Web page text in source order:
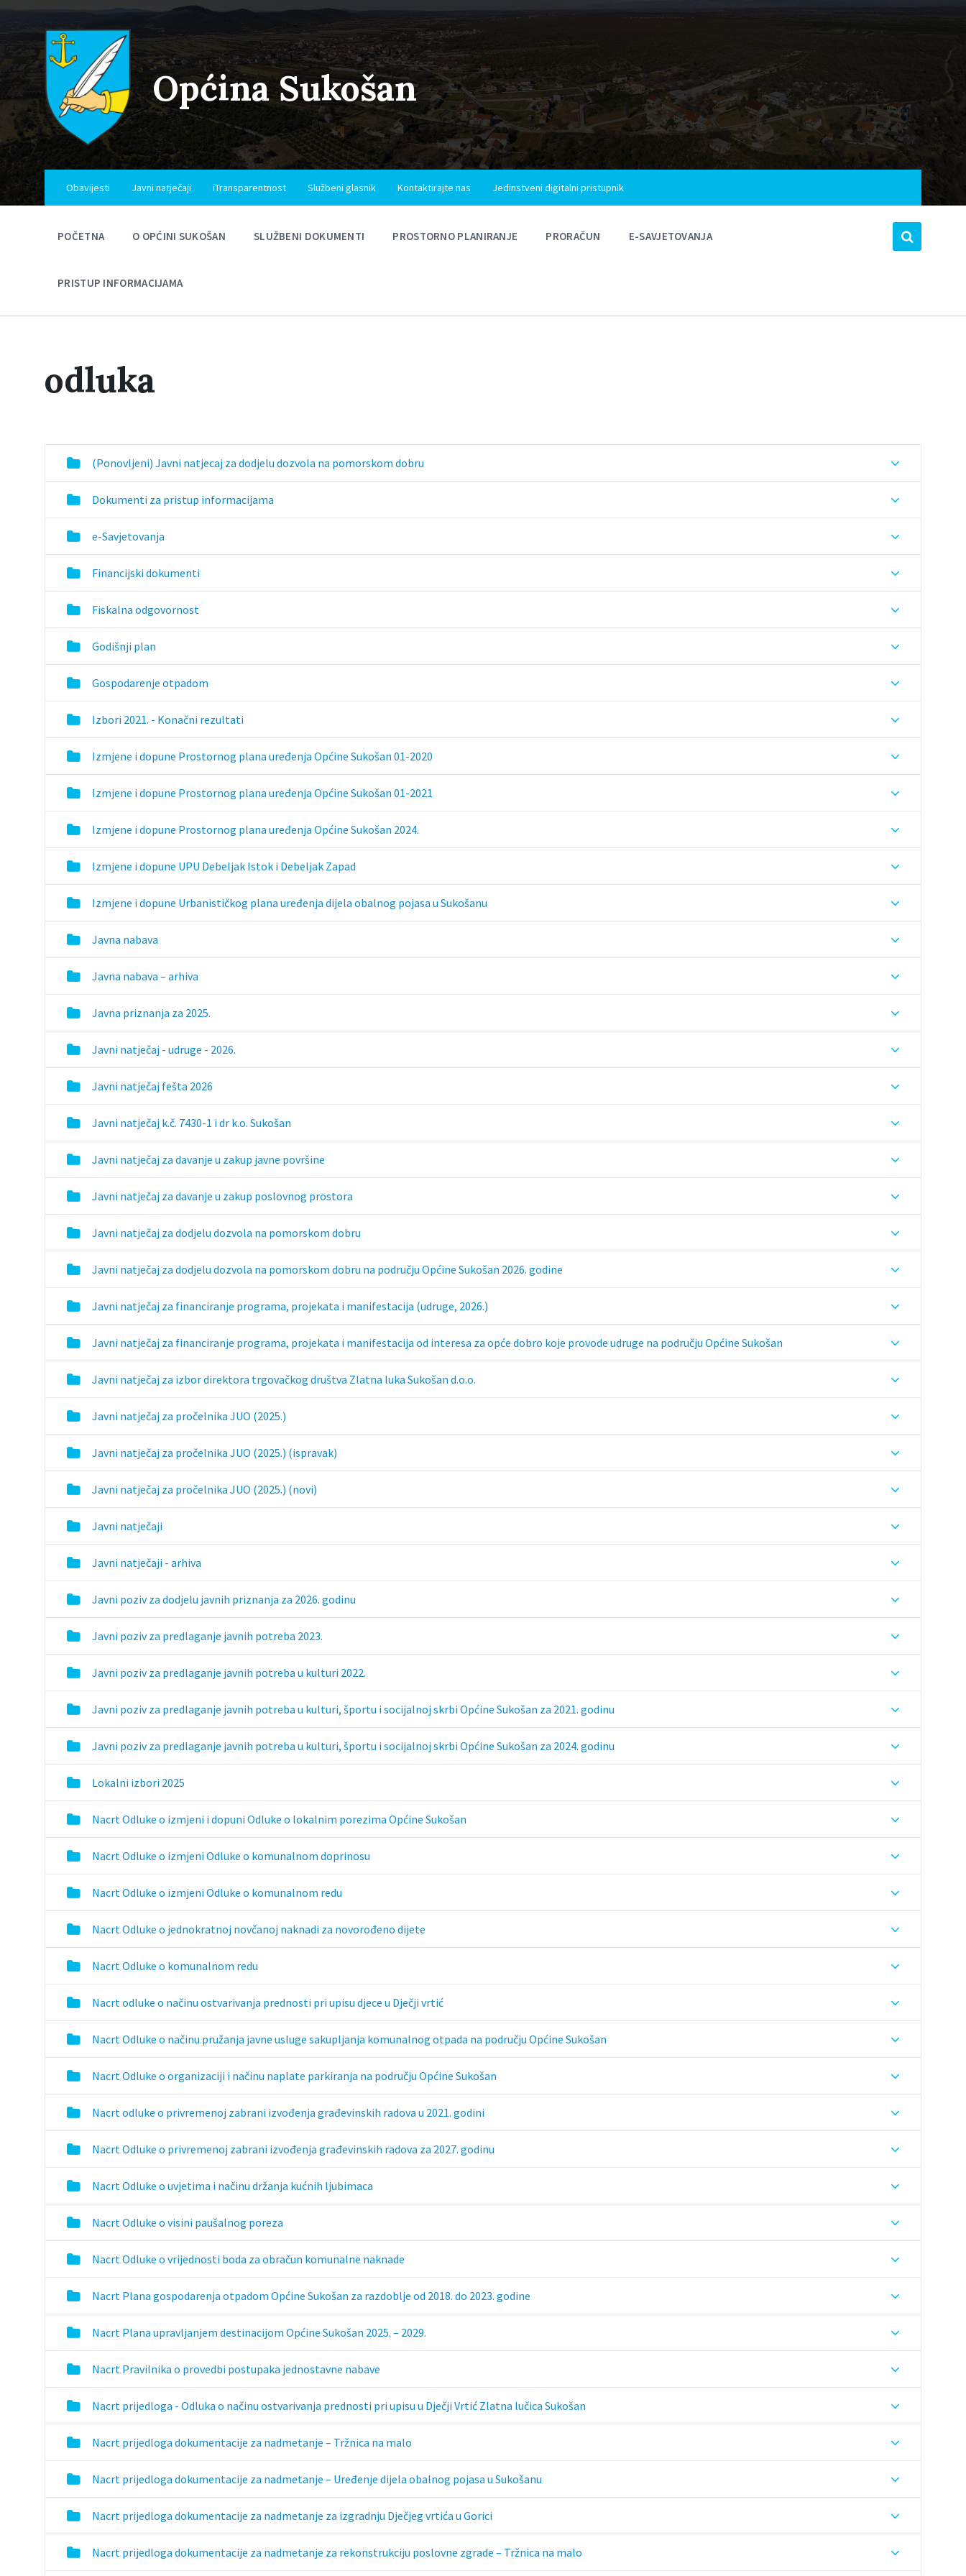
navigation
Općina Sukošan
Obavijesti Javni natječaji iTransparentnost Službeni glasnik Kontaktirajte nas Jedinstveni digitalni pristupnik
POČETNA O OPĆINI SUKOŠAN SLUŽBENI DOKUMENTI PROSTORNO PLANIRANJE PRORAČUN E-SAVJETOVANJA
PRISTUP INFORMACIJAMA
odluka
(Ponovljeni) Javni natjecaj za dodjelu dozvola na pomorskom dobru
Dokumenti za pristup informacijama
e-Savjetovanja
Financijski dokumenti
Fiskalna odgovornost
Godišnji plan
Gospodarenje otpadom
Izbori 2021. - Konačni rezultati
Izmjene i dopune Prostornog plana uređenja Općine Sukošan 01-2020
Izmjene i dopune Prostornog plana uređenja Općine Sukošan 01-2021
Izmjene i dopune Prostornog plana uređenja Općine Sukošan 2024.
Izmjene i dopune UPU Debeljak Istok i Debeljak Zapad
Izmjene i dopune Urbanističkog plana uređenja dijela obalnog pojasa u Sukošanu
Javna nabava
Javna nabava – arhiva
Javna priznanja za 2025.
Javni natječaj - udruge - 2026.
Javni natječaj fešta 2026
Javni natječaj k.č. 7430-1 i dr k.o. Sukošan
Javni natječaj za davanje u zakup javne površine
Javni natječaj za davanje u zakup poslovnog prostora
Javni natječaj za dodjelu dozvola na pomorskom dobru
Javni natječaj za dodjelu dozvola na pomorskom dobru na području Općine Sukošan 2026. godine
Javni natječaj za financiranje programa, projekata i manifestacija (udruge, 2026.)
Javni natječaj za financiranje programa, projekata i manifestacija od interesa za opće dobro koje provode udruge na području Općine Sukošan
Javni natječaj za izbor direktora trgovačkog društva Zlatna luka Sukošan d.o.o.
Javni natječaj za pročelnika JUO (2025.)
Javni natječaj za pročelnika JUO (2025.) (ispravak)
Javni natječaj za pročelnika JUO (2025.) (novi)
Javni natječaji
Javni natječaji - arhiva
Javni poziv za dodjelu javnih priznanja za 2026. godinu
Javni poziv za predlaganje javnih potreba 2023.
Javni poziv za predlaganje javnih potreba u kulturi 2022.
Javni poziv za predlaganje javnih potreba u kulturi, športu i socijalnoj skrbi Općine Sukošan za 2021. godinu
Javni poziv za predlaganje javnih potreba u kulturi, športu i socijalnoj skrbi Općine Sukošan za 2024. godinu
Lokalni izbori 2025
Nacrt Odluke o izmjeni i dopuni Odluke o lokalnim porezima Općine Sukošan
Nacrt Odluke o izmjeni Odluke o komunalnom doprinosu
Nacrt Odluke o izmjeni Odluke o komunalnom redu
Nacrt Odluke o jednokratnoj novčanoj naknadi za novorođeno dijete
Nacrt Odluke o komunalnom redu
Nacrt odluke o načinu ostvarivanja prednosti pri upisu djece u Dječji vrtić
Nacrt Odluke o načinu pružanja javne usluge sakupljanja komunalnog otpada na području Općine Sukošan
Nacrt Odluke o organizaciji i načinu naplate parkiranja na području Općine Sukošan
Nacrt odluke o privremenoj zabrani izvođenja građevinskih radova u 2021. godini
Nacrt Odluke o privremenoj zabrani izvođenja građevinskih radova za 2027. godinu
Nacrt Odluke o uvjetima i načinu držanja kućnih ljubimaca
Nacrt Odluke o visini paušalnog poreza
Nacrt Odluke o vrijednosti boda za obračun komunalne naknade
Nacrt Plana gospodarenja otpadom Općine Sukošan za razdoblje od 2018. do 2023. godine
Nacrt Plana upravljanjem destinacijom Općine Sukošan 2025. – 2029.
Nacrt Pravilnika o provedbi postupaka jednostavne nabave
Nacrt prijedloga - Odluka o načinu ostvarivanja prednosti pri upisu u Dječji Vrtić Zlatna lučica Sukošan
Nacrt prijedloga dokumentacije za nadmetanje – Tržnica na malo
Nacrt prijedloga dokumentacije za nadmetanje – Uređenje dijela obalnog pojasa u Sukošanu
Nacrt prijedloga dokumentacije za nadmetanje za izgradnju Dječjeg vrtića u Gorici
Nacrt prijedloga dokumentacije za nadmetanje za rekonstrukciju poslovne zgrade – Tržnica na malo